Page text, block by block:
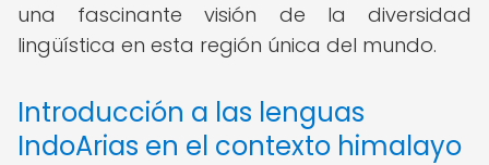
una fascinante visión de la diversidad
lingüística en esta región única del mundo.
Introducción a las lenguas
IndoArias en el contexto himalayo